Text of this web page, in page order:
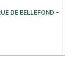
DE BELLEFOND -